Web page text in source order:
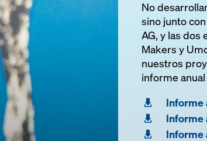
No
sino junto
AG, y las dos
Makers y
nuestros
informe
Informe
Informe
Informe